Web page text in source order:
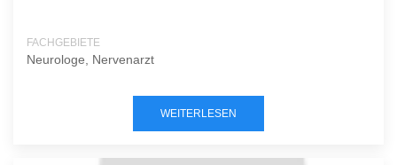
FACHGEBIETE
Neurologe, Nervenarzt
WEITERLESEN